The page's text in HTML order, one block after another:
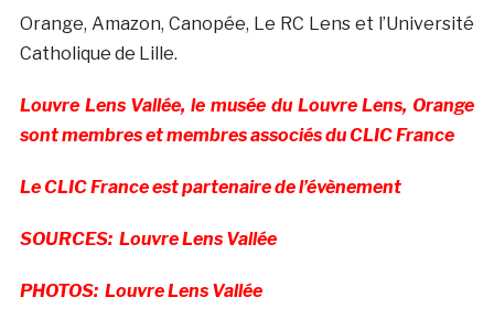
Orange, Amazon, Canopée, Le RC Lens et l’Université
Catholique de Lille.
Louvre Lens Vallée, le musée du Louvre Lens, Orange
sont membres et membres associés du CLIC France
Le CLIC France est partenaire de l’évènement
SOURCES: Louvre Lens Vallée
PHOTOS: Louvre Lens Vallée